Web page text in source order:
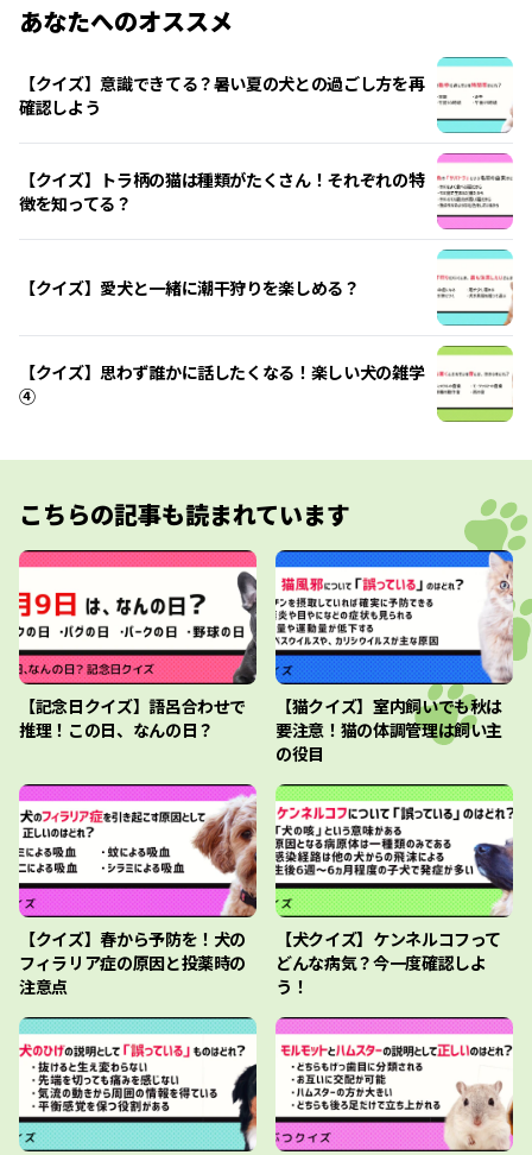
あなたへのオススメ
【クイズ】意識できてる？暑い夏の犬との過ごし方を再
確認しよう
【クイズ】トラ柄の猫は種類がたくさん！それぞれの特
徴を知ってる？
【クイズ】愛犬と一緒に潮干狩りを楽しめる？
【クイズ】思わず誰かに話したくなる！楽しい犬の雑学
④
こちらの記事も読まれています
【記念日クイズ】語呂合わせで
推理！この日、なんの日？
【猫クイズ】室内飼いでも秋は
要注意！猫の体調管理は飼い主
の役目
【クイズ】春から予防を！犬の
フィラリア症の原因と投薬時の
注意点
【犬クイズ】ケンネルコフって
どんな病気？今一度確認しよ
う！